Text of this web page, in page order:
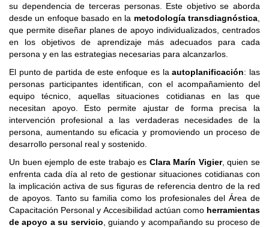
su dependencia de terceras personas. Este objetivo se aborda
desde un enfoque basado en la metodología transdiagnóstica,
que permite diseñar planes de apoyo individualizados, centrados
en los objetivos de aprendizaje más adecuados para cada
persona y en las estrategias necesarias para alcanzarlos.
El punto de partida de este enfoque es laautoplanificación: las
personas participantes identifican, con el acompañamiento del
equipo técnico, aquellas situaciones cotidianas en las que
necesitan apoyo. Esto permite ajustar de forma precisa la
intervención profesional a las verdaderas necesidades de la
persona, aumentando su eficacia y promoviendo un proceso de
desarrollo personal real y sostenido.
Un buen ejemplo de este trabajo es Clara Marín Vigier, quien se
enfrenta cada día al reto de gestionar situaciones cotidianas con
la implicación activa de sus figuras de referencia dentro de la red
de apoyos. Tanto su familia como los profesionales del Área de
Capacitación Personal y Accesibilidad actúan como herramientas
de apoyo a su servicio, guiando y acompañando su proceso de